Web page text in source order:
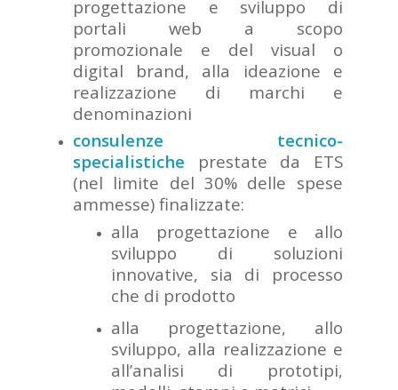
progettazione e sviluppo di
portali web a scopo
promozionale e del visual o
digital brand, alla ideazione e
realizzazione di marchi e
denominazioni
consulenze tecnico-
specialistiche prestate da ETS
(nel limite del 30% delle spese
ammesse) finalizzate:
alla progettazione e allo
sviluppo di soluzioni
innovative, sia di processo
che di prodotto
alla progettazione, allo
sviluppo, alla realizzazione e
all’analisi di prototipi,